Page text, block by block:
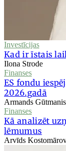
Investīcijas
Kad ir īstais
Ilona Strode
Finanses
ES fondu
2026.gadā
Armands Gūtmanis
Finanses
Kā analizēt
lēmumus
Arvīds